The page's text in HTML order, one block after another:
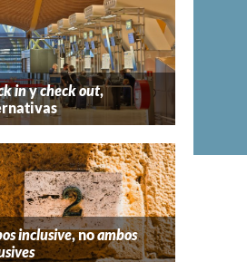
inycheck out,
inclusive, noambos